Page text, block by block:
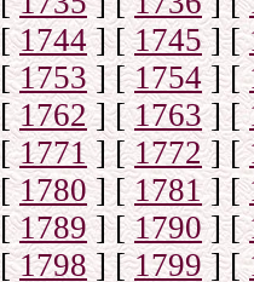
[1744] [1745] [
[1753] [1754] [
[1762] [1763] [
[1771 ] [1772] [
[1780] [1781] [
[1789] [1790] [
[1798] [1799] [